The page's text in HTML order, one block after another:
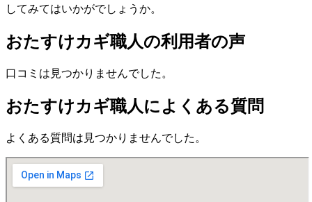
してみてはいかがでしょうか。
おたすけカギ職人の利用者の声
口コミは見つかりませんでした。
おたすけカギ職人によくある質問
よくある質問は見つかりませんでした。